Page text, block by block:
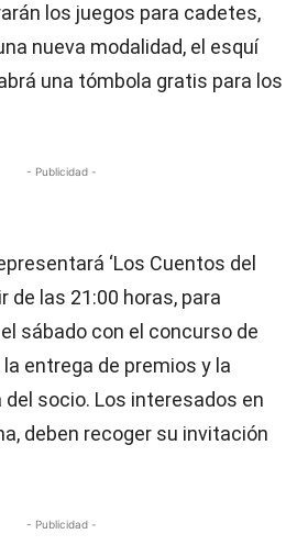
los juegos para cadetes,
nueva modalidad, el esquí
una tómbola gratis para los
- Publicidad -
‘Los Cuentos del
de las 21:00 horas, para
sábado con el concurso de
entrega de premios y la
del socio. Los interesados en
deben recoger su invitación
- Publicidad -